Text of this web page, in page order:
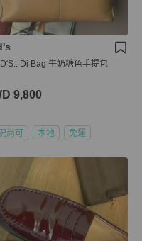
::TOD'S:: Di Bag 牛奶糖色手提包
9,800
尚可 本地 免運